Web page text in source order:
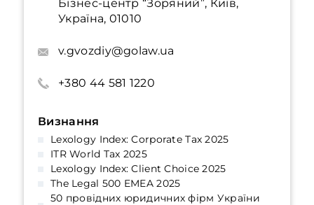
Бізнес-центр “Зоряний”, Київ,
Україна, 01010
v.gvozdiy@golaw.ua
+380 44 581 1220
Визнання
Lexology Index: Corporate Tax 2025
ITR World Tax 2025
Lexology Index: Client Choice 2025
The Legal 500 EMEA 2025
50 провідних юридичних фірм України